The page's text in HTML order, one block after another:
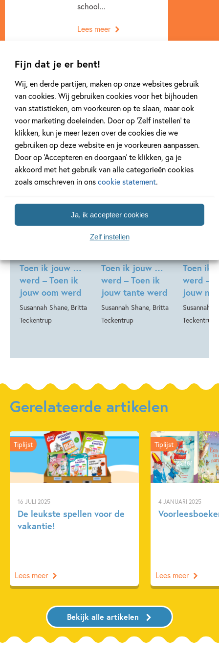
Fijn dat je er bent!
Wij, en derde partijen, maken op onze websites gebruik
van cookies. Wij gebruiken cookies voor het bijhouden
van statistieken, om voorkeuren op te slaan, maar ook
voor marketing doeleinden. Door op ‘Zelf instellen’ te
klikken, kun je meer lezen over de cookies die we
gebruiken op deze website en je voorkeuren aanpassen.
Door op ‘Accepteren en doorgaan’ te klikken, ga je
akkoord met het gebruik van alle categorieën cookies
zoals omschreven in onscookie statement.
Ja, ik accepteer cookies
Zelf instellen
school...
Lees meer
Andere boeken uit de serie 'Toen ik
jouw ... werd'
Toen ik jouw …
werd – Toen ik
jouw oom werd
Susannah Shane, Britta
Teckentrup
Toen ik jouw …
werd – Toen ik
jouw tante werd
Susannah Shane, Britta
Teckentrup
15,99
Toen ik
werd –
jouw
Susannah
Teckentrup
Gerelateerde artikelen
16 JULI 2025
De leukste spellen voor de
vakantie!
Tiplijst
Lees meer
4 JANUARI 2025
Tiplijst
Lees meer
Bekijk alle artikelen